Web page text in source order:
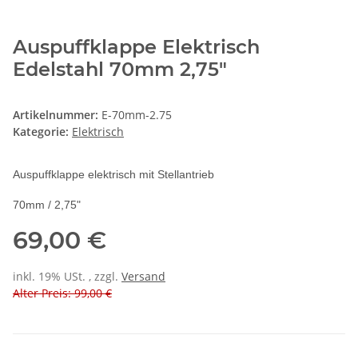
Auspuffklappe Elektrisch
Edelstahl 70mm 2,75"
Artikelnummer: E-70mm-2.75
Kategorie: Elektrisch
Auspuffklappe elektrisch mit Stellantrieb
70mm / 2,75"
69,00 €
inkl. 19% USt. , zzgl. Versand
Alter Preis: 99,00 €